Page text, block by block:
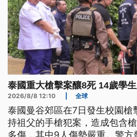
泰國重大槍擊案釀8死 14歲學
2026/8/8 12:10 全球
泰國曼谷郊區在7日發生校園槍
持祖父的手槍犯案，造成包含
多傷，其中9人傷勢嚴重。警方